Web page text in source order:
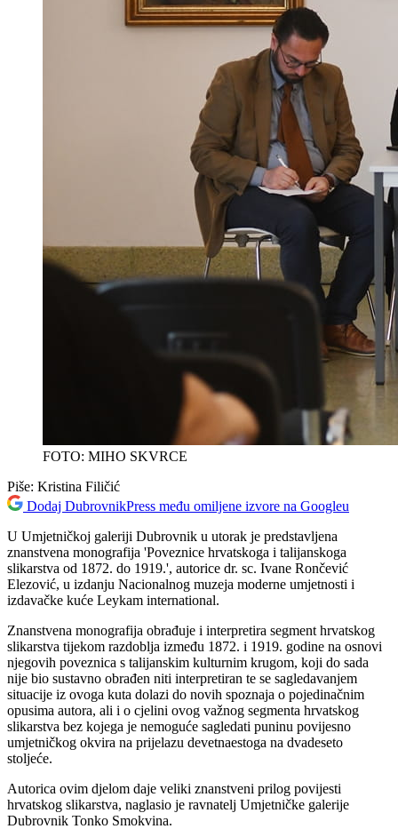
FOTO: MIHO SKVRCE
Piše: Kristina Filičić
Dodaj DubrovnikPress među omiljene izvore na Googleu
U Umjetničkoj galeriji Dubrovnik u utorak je predstavljena
znanstvena monografija 'Poveznice hrvatskoga i talijanskoga
slikarstva od 1872. do 1919.', autorice dr. sc. Ivane Rončević
Elezović, u izdanju Nacionalnog muzeja moderne umjetnosti i
izdavačke kuće Leykam international.
Znanstvena monografija obrađuje i interpretira segment hrvatskog
slikarstva tijekom razdoblja između 1872. i 1919. godine na osnovi
njegovih poveznica s talijanskim kulturnim krugom, koji do sada
nije bio sustavno obrađen niti interpretiran te se sagledavanjem
situacije iz ovoga kuta dolazi do novih spoznaja o pojedinačnim
opusima autora, ali i o cjelini ovog važnog segmenta hrvatskog
slikarstva bez kojega je nemoguće sagledati puninu povijesno
umjetničkog okvira na prijelazu devetnaestoga na dvadeseto
stoljeće.
Autorica ovim djelom daje veliki znanstveni prilog povijesti
hrvatskog slikarstva, naglasio je ravnatelj Umjetničke galerije
Dubrovnik Tonko Smokvina.